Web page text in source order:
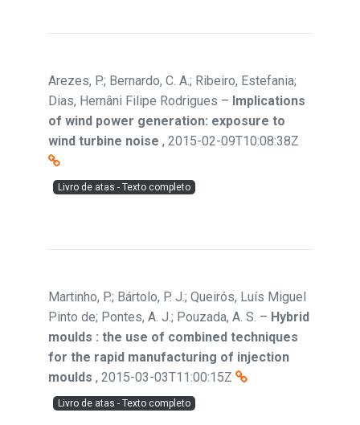
Arezes, P.; Bernardo, C. A.; Ribeiro, Estefania;
Dias, Hernâni Filipe Rodrigues – Implications
of wind power generation: exposure to
wind turbine noise , 2015-02-09T10:08:38Z
Livro de atas - Texto completo
Martinho, P.; Bártolo, P. J.; Queirós, Luís Miguel
Pinto de; Pontes, A. J.; Pouzada, A. S. – Hybrid
moulds : the use of combined techniques
for the rapid manufacturing of injection
moulds , 2015-03-03T11:00:15Z
Livro de atas - Texto completo